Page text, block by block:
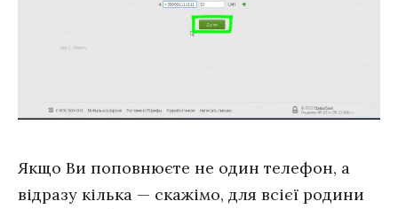
Якщо Ви поповнюєте не один телефон, а
відразу кілька — скажімо, для всієї родини